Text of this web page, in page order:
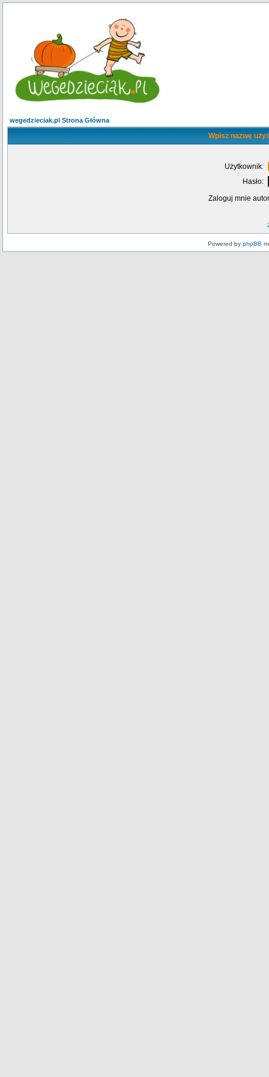
wegedzieciak.pl Strona Główna
Wpisz nazwę
Użytkownik:
Hasło:
Zaloguj mnie
Powered by phpBB